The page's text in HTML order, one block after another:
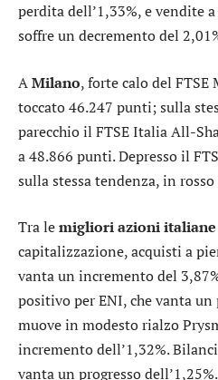
perdita dell’1,33%, e vendite
soffre un decremento del
AMilano, forte calo del FTSE
toccato 46.247 punti; sulla
parecchio il FTSE Italia All-
a 48.866 punti. Depresso il
sulla stessa tendenza, in
Tra lemigliori azioni italiane
capitalizzazione, acquisti a
vanta un incremento del
positivo perENI, che vanta un
muove in modesto rialzo
incremento dell’1,32%.
vanta un progresso dell’1,25%.